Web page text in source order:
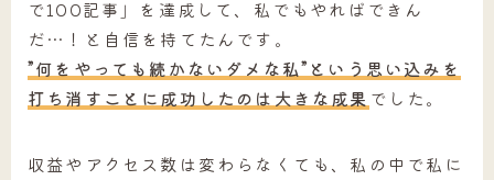
で100記事」を達成して、私でもやればできん
だ…！と自信を持てたんです。
”何をやっても続かないダメな私”という思い込みを
打ち消すことに成功したのは大きな成果 でした。
収益やアクセス数は変わらなくても、私の中で私に